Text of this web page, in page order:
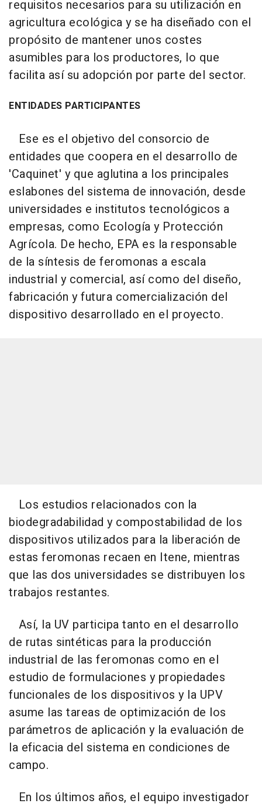
requisitos necesarios para su utilización en
agricultura ecológica y se ha diseñado con el
propósito de mantener unos costes
asumibles para los productores, lo que
facilita así su adopción por parte del sector.
ENTIDADES PARTICIPANTES
Ese es el objetivo del consorcio de
entidades que coopera en el desarrollo de
'Caquinet' y que aglutina a los principales
eslabones del sistema de innovación, desde
universidades e institutos tecnológicos a
empresas, como Ecología y Protección
Agrícola. De hecho, EPA es la responsable
de la síntesis de feromonas a escala
industrial y comercial, así como del diseño,
fabricación y futura comercialización del
dispositivo desarrollado en el proyecto.
Los estudios relacionados con la
biodegradabilidad y compostabilidad de los
dispositivos utilizados para la liberación de
estas feromonas recaen en Itene, mientras
que las dos universidades se distribuyen los
trabajos restantes.
Así, la UV participa tanto en el desarrollo
de rutas sintéticas para la producción
industrial de las feromonas como en el
estudio de formulaciones y propiedades
funcionales de los dispositivos y la UPV
asume las tareas de optimización de los
parámetros de aplicación y la evaluación de
la eficacia del sistema en condiciones de
campo.
En los últimos años, el equipo investigador